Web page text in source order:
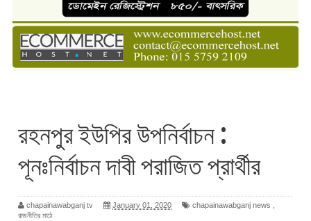
রহনপুর ইউপির উপনির্বাচন :
পূনঃনির্বাচন দাবী পরাজিত প্রার্থীর
chapainawabganj tv January 01, 2020 chapainawabganj news
রাজনীতির মাঠে